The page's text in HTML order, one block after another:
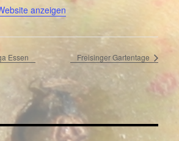
anzeigen
Essen Freisinger Gartentage